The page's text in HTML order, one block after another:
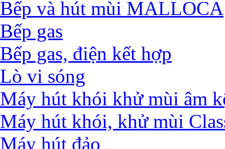
Bếp và hút mùi MALLOCA
Bếp gas
Bếp gas, điện kết hợp
Lò vi sóng
Máy hút khói khử mùi âm
Máy hút khói, khử mùi
Máy hút đảo